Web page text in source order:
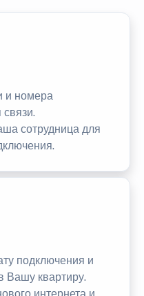
и номера
сотрудница для
подключения и
Вашу квартиру.